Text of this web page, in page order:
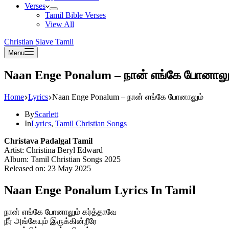
Verses
Tamil Bible Verses
View All
Christian Slave Tamil
Menu
Naan Enge Ponalum – நான் எங்கே
Home Lyrics Naan Enge Ponalum – நான் எங்கே போனாலும்
ByScarlett
InLyrics, Tamil Christian Songs
Christava Padalgal Tamil
Artist: Christina Beryl Edward
Album: Tamil Christian Songs 2025
Released on: 23 May 2025
Naan Enge Ponalum Lyrics In Tamil
நான் எங்கே போனாலும் கர்த்தாவே
நீர் அங்கேயும் இருக்கின்றீரே